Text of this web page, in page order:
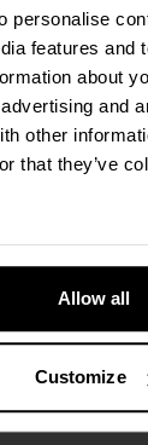
personalise
features and
about
and
other
that they’ve
Allow all
Customize
te
mobiele
nu echte
op
op de